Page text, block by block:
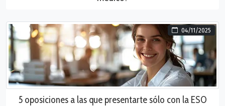
04/11/2025
5 oposiciones a las que presentarte sólo con la ESO